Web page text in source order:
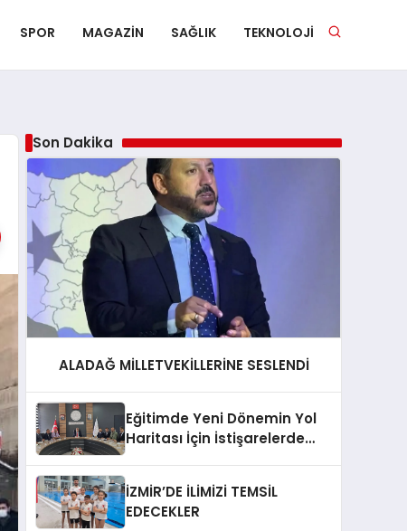
SPOR MAGAZIN SAĞLIK TEKNOLOJI
Son Dakika
ALADAĞ MİLLETVEKİLLERİNE SESLENDİ
Eğitimde Yeni Dönemin Yol
Haritası İçin İstişarelerde
İZMİR’DE İLİMİZİ TEMSİL
EDECEKLER